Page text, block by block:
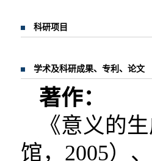
科研项目
学术及科研成果、专利、论文
著作：
《意义的
馆，2005）